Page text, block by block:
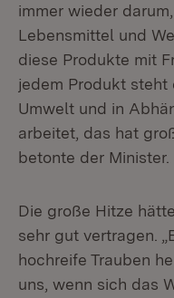
immer wieder
Lebensmittel und
diese Produkte mit
jedem Produkt steht
Umwelt und in
arbeitet, das hat
betonte der Minister.
Die große Hitze
sehr gut vertragen.
hochreife Trauben
uns, wenn sich das